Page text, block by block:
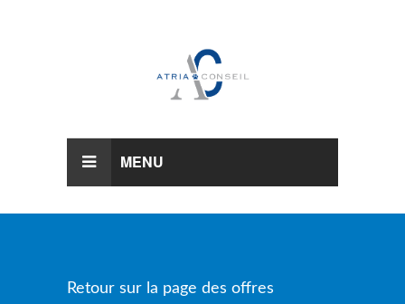
MENU
Retour sur la page des offres